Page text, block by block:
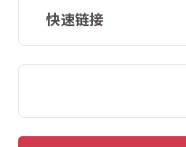
快速链接